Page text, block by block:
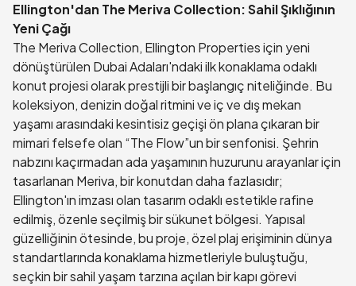
Ellington'dan The Meriva Collection: Sahil Şıklığının
Yeni Çağı
The Meriva Collection, Ellington Properties için yeni
dönüştürülen Dubai Adaları'ndaki ilk konaklama odaklı
konut projesi olarak prestijli bir başlangıç niteliğinde. Bu
koleksiyon, denizin doğal ritmini ve iç ve dış mekan
yaşamı arasındaki kesintisiz geçişi ön plana çıkaran bir
mimari felsefe olan “The Flow”un bir senfonisi. Şehrin
nabzını kaçırmadan ada yaşamının huzurunu arayanlar için
tasarlanan Meriva, bir konutdan daha fazlasıdır;
Ellington'ın imzası olan tasarım odaklı estetikle rafine
edilmiş, özenle seçilmiş bir sükunet bölgesi. Yapısal
güzelliğinin ötesinde, bu proje, özel plaj erişiminin dünya
standartlarında konaklama hizmetleriyle buluştuğu,
seçkin bir sahil yaşam tarzına açılan bir kapı görevi